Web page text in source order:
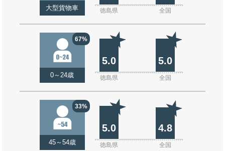
大型貨物車 徳島県 全国
67%
0～24歳
5.0 5.0
徳島県 全国
33%
45～54歳
5.0 4.8
徳島県 全国